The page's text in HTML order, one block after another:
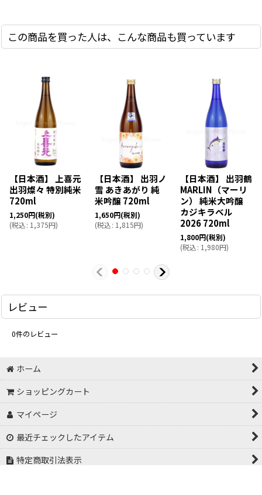
この商品を買った人は、こんな商品も買っています
【日本酒】 上喜元
出羽燦々 特別純米
720ml
1,250円(税別)
(税込: 1,375円)
【日本酒】 出羽ノ
雪 あきあがり 純
米吟醸 720ml
1,650円(税別)
(税込: 1,815円)
【日本酒】 出羽鶴
MARLIN（マーリ
ン） 純米大吟醸
カジキラベル
2026 720ml
1,800円(税別)
(税込: 1,980円)
レビュー
0件のレビュー
ホーム
ショッピングカート
マイページ
最近チェックしたアイテム
特定商取引法表示